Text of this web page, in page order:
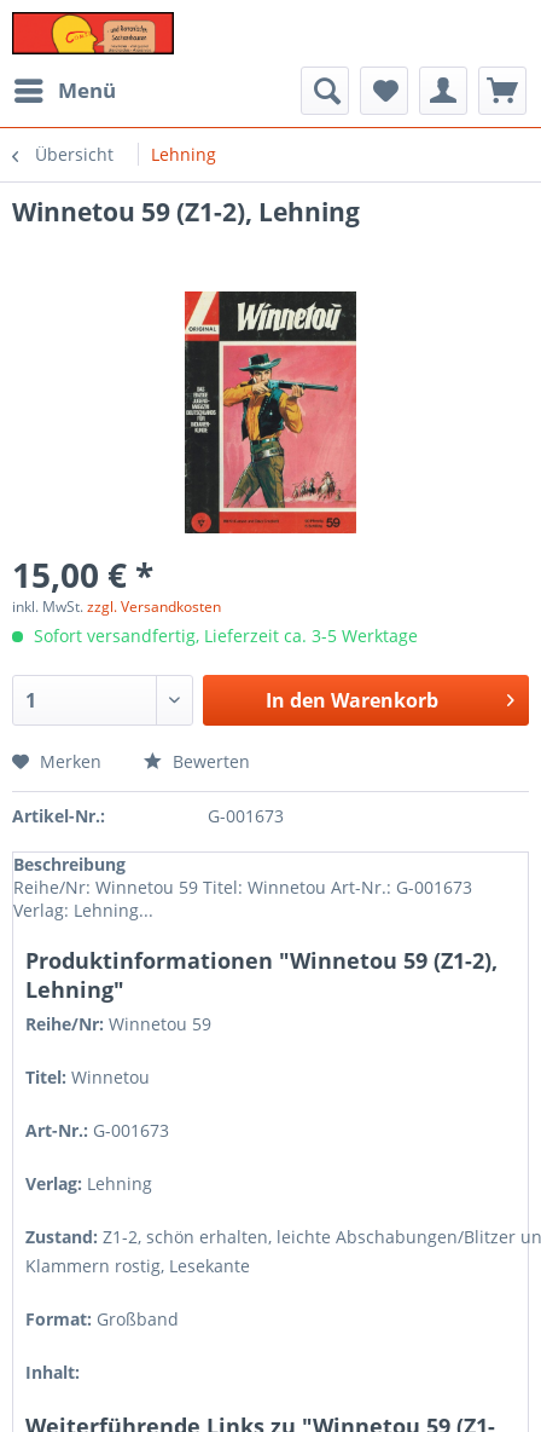
Menü
Übersicht Lehning
Winnetou 59 (Z1-2), Lehning
15,00 € *
inkl. MwSt.zzgl. Versandkosten
Sofort versandfertig, Lieferzeit ca. 3-5 Werktage
In den Warenkorb
Merken Bewerten
Artikel-Nr.: G-001673
Beschreibung
Reihe/Nr: Winnetou 59 Titel: Winnetou Art-Nr.: G-001673
Verlag: Lehning...
Produktinformationen "Winnetou 59 (Z1-2),
Lehning"
Reihe/Nr: Winnetou 59
Titel: Winnetou
Art-Nr.: G-001673
Verlag: Lehning
Zustand: Z1-2, schön erhalten, leichte Abschabungen/Blitzer
Klammern rostig, Lesekante
Format: Großband
Inhalt:
Weiterführende Links zu "Winnetou 59 (Z1-